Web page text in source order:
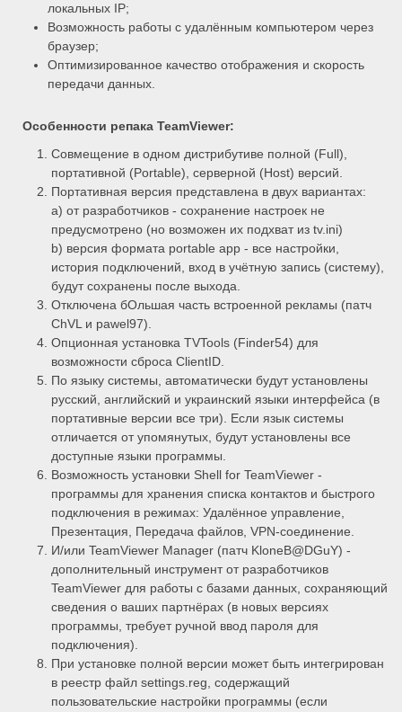
локальных IP;
Возможность работы с удалённым компьютером через
браузер;
Оптимизированное качество отображения и скорость
передачи данных.
Особенности репака TeamViewer:
Совмещение в одном дистрибутиве полной (Full),
портативной (Portable), серверной (Host) версий.
Портативная версия представлена в двух вариантах:
a) от разработчиков - сохранение настроек не
предусмотрено (но возможен их подхват из tv.ini)
b) версия формата portable app - все настройки,
история подключений, вход в учётную запись (систему),
будут сохранены после выхода.
Отключена бОльшая часть встроенной рекламы (патч
ChVL и pawel97).
Опционная установка TVTools (Finder54) для
возможности сброса ClientID.
По языку системы, автоматически будут установлены
русский, английский и украинский языки интерфейса (в
портативные версии все три). Если язык системы
отличается от упомянутых, будут установлены все
доступные языки программы.
Возможность установки Shell for TeamViewer -
программы для хранения списка контактов и быстрого
подключения в режимах: Удалённое управление,
Презентация, Передача файлов, VPN-соединение.
И/или TeamViewer Manager (патч KloneB@DGuY) -
дополнительный инструмент от разработчиков
TeamViewer для работы с базами данных, сохраняющий
сведения о ваших партнёрах (в новых версиях
программы, требует ручной ввод пароля для
подключения).
При установке полной версии может быть интегрирован
в реестр файл settings.reg, содержащий
пользовательские настройки программы (если